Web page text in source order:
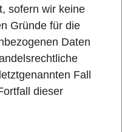
sofern wir keine
Gründe für die
Daten
Fall
dieser